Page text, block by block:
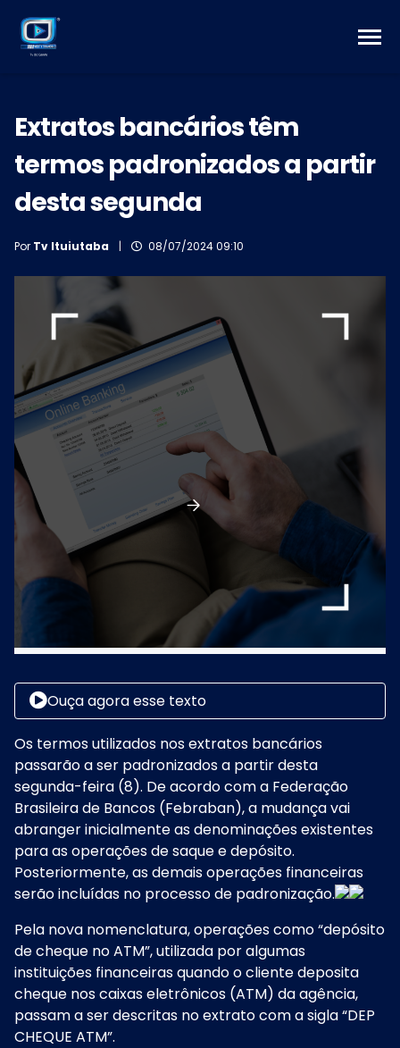
Extratos bancários têm
termos padronizados a partir
desta segunda
Por Tv Ituiutaba | 08/07/2024 09:10
Ouça agora esse texto
Os termos utilizados nos extratos bancários
passarão a ser padronizados a partir desta
segunda-feira (8). De acordo com a Federação
Brasileira de Bancos (Febraban), a mudança vai
abranger inicialmente as denominações existentes
para as operações de saque e depósito.
Posteriormente, as demais operações financeiras
serão incluídas no processo de padronização.
Pela nova nomenclatura, operações como “depósito
de cheque no ATM”, utilizada por algumas
instituições financeiras quando o cliente deposita
cheque nos caixas eletrônicos (ATM) da agência,
passam a ser descritas no extrato com a sigla “DEP
CHEQUE ATM”.